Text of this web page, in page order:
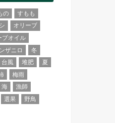
の
すもも
オリーブ
ブオイル
ザニロ
冬
台風 堆肥
夏
梅雨
海
漁師
選果
野鳥